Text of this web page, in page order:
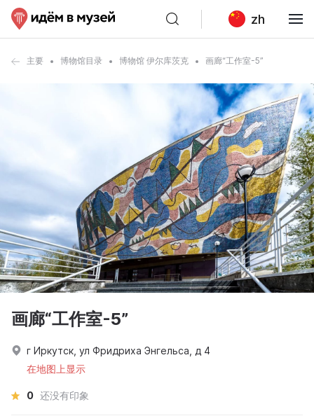
zh
主要 博物馆目录 博物馆 伊尔库茨克 画廊“工作室-5”
画廊“工作室-5”
г Иркутск, ул Фридриха Энгельса, д 4
在地图上显示
0 还没有印象